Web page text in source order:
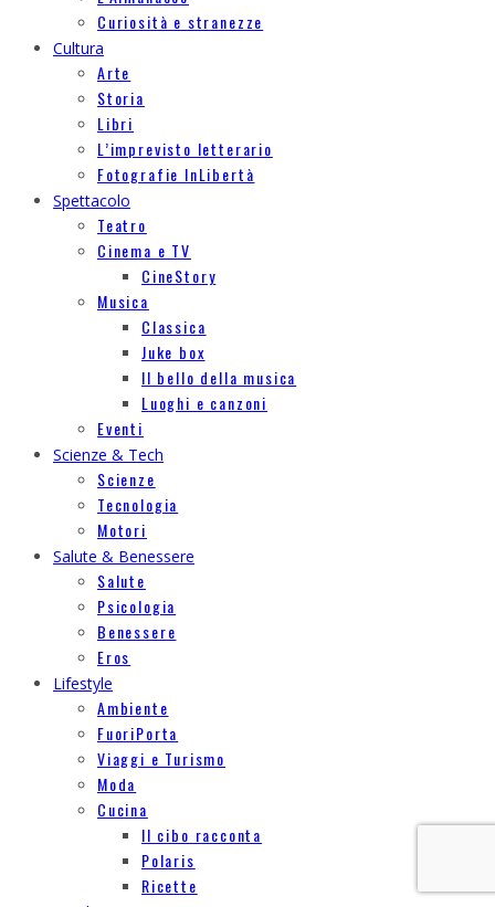
Curiosità e stranezze
Cultura
Arte
Storia
Libri
L’imprevisto letterario
Fotografie InLibertà
Spettacolo
Teatro
Cinema e TV
CineStory
Musica
Classica
Juke box
Il bello della musica
Luoghi e canzoni
Eventi
Scienze & Tech
Scienze
Tecnologia
Motori
Salute & Benessere
Salute
Psicologia
Benessere
Eros
Lifestyle
Ambiente
FuoriPorta
Viaggi e Turismo
Moda
Cucina
Il cibo racconta
Polaris
Ricette